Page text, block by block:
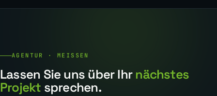
AGENTUR · MEISSEN
Lassen Sie uns über Ihr nächstes
Projekt sprechen.